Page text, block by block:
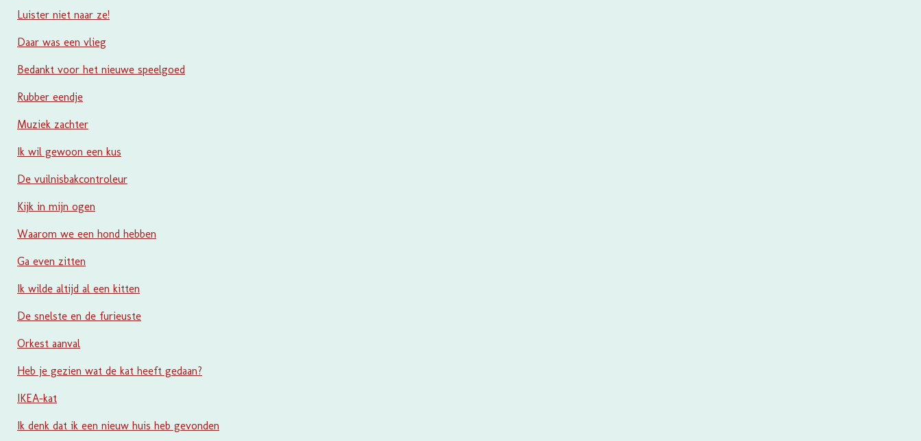
Luister niet naar ze!
Daar was een vlieg
Bedankt voor het nieuwe speelgoed
Rubber eendje
Muziek zachter
Ik wil gewoon een kus
De vuilnisbakcontroleur
Kijk in mijn ogen
Waarom we een hond hebben
Ga even zitten
Ik wilde altijd al een kitten
De snelste en de furieuste
Orkest aanval
Heb je gezien wat de kat heeft gedaan?
IKEA-kat
Ik denk dat ik een nieuw huis heb gevonden